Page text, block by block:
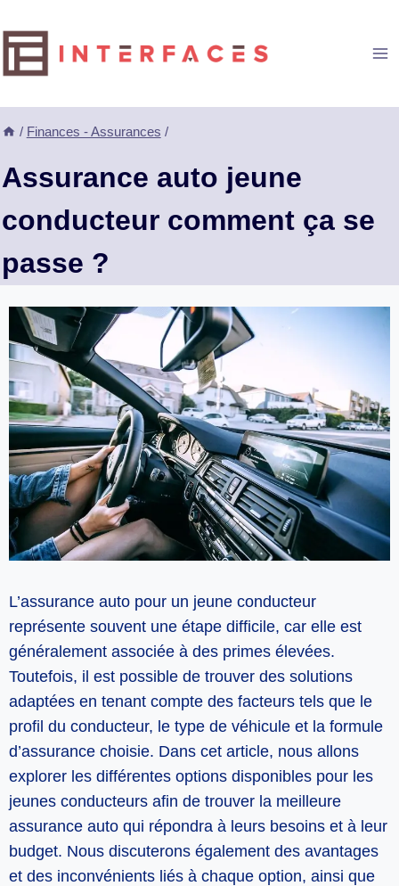
au
contenu
/ Finances - Assurances /
Assurance auto jeune
conducteur comment ça se
passe ?
L’assurance auto pour un jeune conducteur
représente souvent une étape difficile, car elle est
généralement associée à des primes élevées.
Toutefois, il est possible de trouver des solutions
adaptées en tenant compte des facteurs tels que le
profil du conducteur, le type de véhicule et la formule
d’assurance choisie. Dans cet article, nous allons
explorer les différentes options disponibles pour les
jeunes conducteurs afin de trouver la meilleure
assurance auto qui répondra à leurs besoins et à leur
budget. Nous discuterons également des avantages
et des inconvénients liés à chaque option, ainsi que